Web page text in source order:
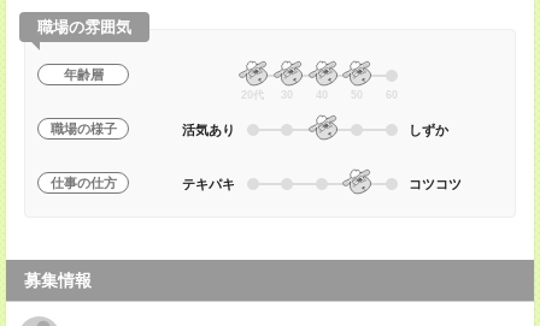
職場の雰囲気
年齢層
20代 30 40 50 60
職場の様子 活気あり しずか
仕事の仕方 テキパキ コツコツ
募集情報